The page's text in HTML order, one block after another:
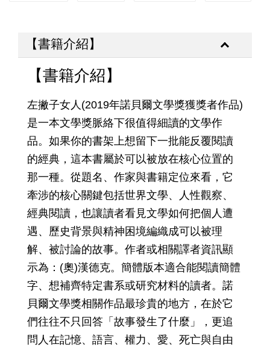
【書籍介紹】
【書籍介紹】
左撇子女人(2019年諾貝爾文學獎獲獎者作品)
是一本文學獎脈絡下很值得細讀的文學作
品。如果你的書架上想留下一批能反覆閱讀
的經典，這本書屬於可以被放在核心位置的
那一種。從題名、作家與書籍定位來看，它
牽涉的核心關鍵包括世界文學、人性觀察、
經典閱讀，也讓讀者看見文學如何把個人遭
遇、歷史背景與精神困境編織成可以被理
解、被討論的故事。作者或相關譯者資訊顯
示為：(奧)漢德克。簡體版本適合能閱讀簡體
字、想補齊特定書系或研究材料的讀者。諾
貝爾文學獎相關作品最珍貴的地方，在於它
們往往不只回答「故事發生了什麼」，更追
問人在記憶、語言、權力、愛、死亡與自由